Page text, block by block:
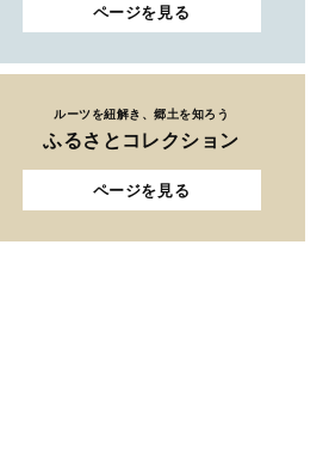
ページを見る
ルーツを紐解き、郷土を知ろう
ふるさとコレクション
ページを見る